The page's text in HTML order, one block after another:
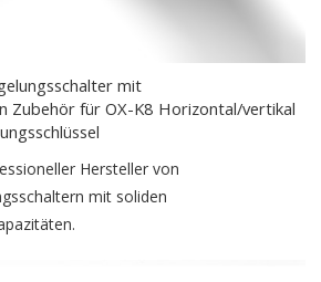
mit
Zubehör für OX-K8 Horizontal/vertikal
Hersteller von
mit soliden